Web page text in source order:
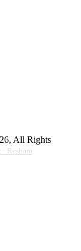
All Rights
Resham